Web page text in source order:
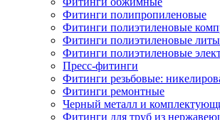
Фитинги полипропиленовые
Фитинги полиэтиленовые
Фитинги полиэтиленовые
Фитинги полиэтиленовые
Пресс-фитинги
Фитинги резьбовые:
Фитинги ремонтные
Черный металл и
Фитинги для труб из